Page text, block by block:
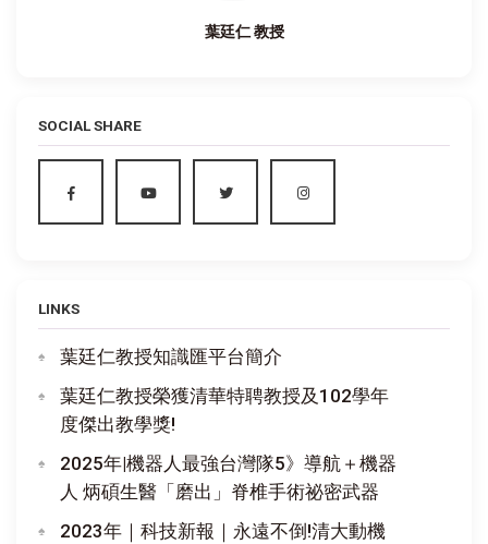
葉廷仁 教授
SOCIAL SHARE
LINKS
葉廷仁教授知識匯平台簡介
葉廷仁教授榮獲清華特聘教授及102學年
度傑出教學獎!
2025年|機器人最強台灣隊5》導航＋機器
人 炳碩生醫「磨出」脊椎手術祕密武器
2023年｜科技新報｜永遠不倒!清大動機